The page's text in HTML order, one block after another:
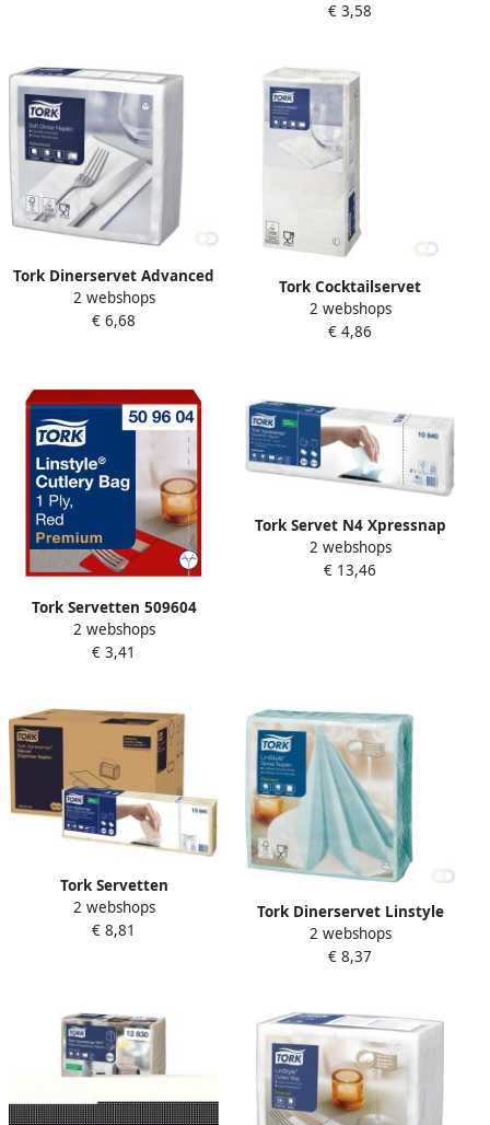
390x390mm 50 vel
€ 3,58
Tork Dinerservet Advanced
1 8 vouw 3-laags
395x390mm 100 vel wit
2 webshops
€ 6,68
Tork Cocktailservet
Advanced 1 4 vouw 2-laags
238x238mm 200 vel wit
2 webshops
€ 4,86
Tork Servetten 509604
LinStyle Pochette
19.5x9.8cm rood 50st
2 webshops
€ 3,41
Tork Servet N4 Xpressnap
Universal 1 4 vouw 1-laags
213x330mm 1125 vel wit
2 webshops
€ 13,46
Tork Servetten
Enviromental Print 1 8
gevouwen 2-laags 200st
2 webshops
€ 8,81
Tork Dinerservet Linstyle
Premium 1 4 vouw 1-laags
390x390mm 50 vel
2 webshops
€ 8,37